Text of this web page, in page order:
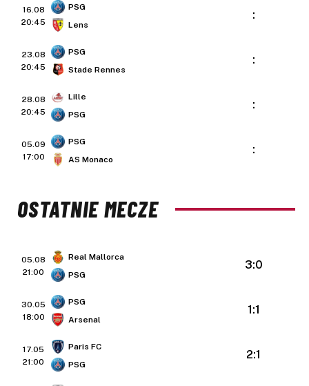
16.08
20:45
PSG
Lens
:
23.08
20:45
PSG
Stade Rennes
:
28.08
20:45
Lille
PSG
:
05.09
17:00
PSG
AS Monaco
:
OSTATNIE MECZE
05.08
21:00
Real Mallorca
PSG
3:0
30.05
18:00
PSG
Arsenal
1:1
17.05
21:00
Paris FC
PSG
2:1